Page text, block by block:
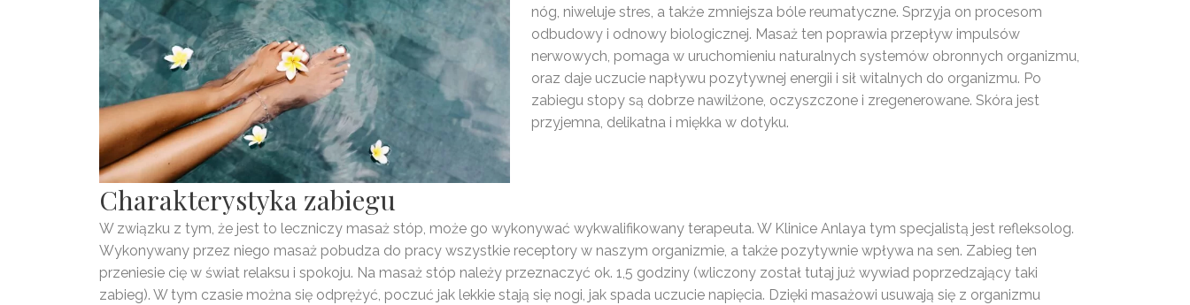
nóg, niweluje stres, a także zmniejsza bóle reumatyczne. Sprzyja on procesom
odbudowy i odnowy biologicznej. Masaż ten poprawia przepływ impulsów
nerwowych, pomaga w uruchomieniu naturalnych systemów obronnych organizmu,
oraz daje uczucie napływu pozytywnej energii i sił witalnych do organizmu. Po
zabiegu stopy są dobrze nawilżone, oczyszczone i zregenerowane. Skóra jest
przyjemna, delikatna i miękka w dotyku.
Charakterystyka zabiegu
W związku z tym, że jest to leczniczy masaż stóp, może go wykonywać wykwalifikowany terapeuta. W Klinice Anlaya tym specjalistą jest refleksolog.
Wykonywany przez niego masaż pobudza do pracy wszystkie receptory w naszym organizmie, a także pozytywnie wpływa na sen. Zabieg ten
przeniesie cię w świat relaksu i spokoju. Na masaż stóp należy przeznaczyć ok. 1,5 godziny (wliczony został tutaj już wywiad poprzedzający taki
zabieg). W tym czasie można się odprężyć, poczuć jak lekkie stają się nogi, jak spada uczucie napięcia. Dzięki masażowi usuwają się z organizmu